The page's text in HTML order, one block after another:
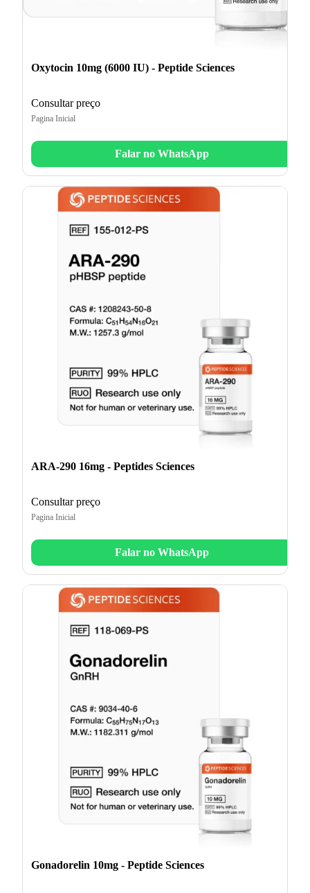
Oxytocin 10mg (6000 IU) - Peptide Sciences
Consultar preço
Pagina Inicial
Falar no WhatsApp
ARA-290 16mg - Peptides Sciences
Consultar preço
Pagina Inicial
Falar no WhatsApp
Gonadorelin 10mg - Peptide Sciences